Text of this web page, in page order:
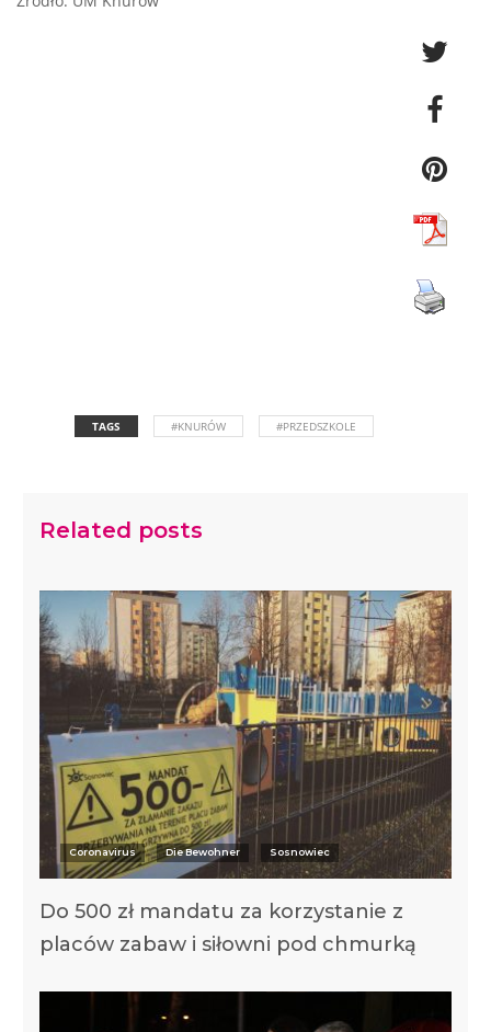
TAGS #KNURÓW #PRZEDSZKOLE
Related posts
Coronavirus Die Bewohner Sosnowiec
Do 500 zł mandatu za korzystanie z
placów zabaw i siłowni pod chmurką